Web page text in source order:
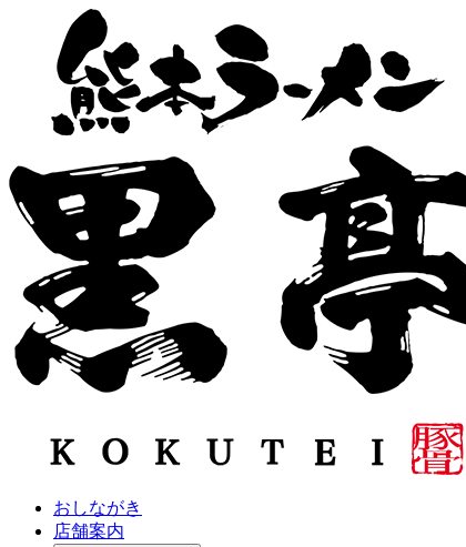
おしながき
店舗案内